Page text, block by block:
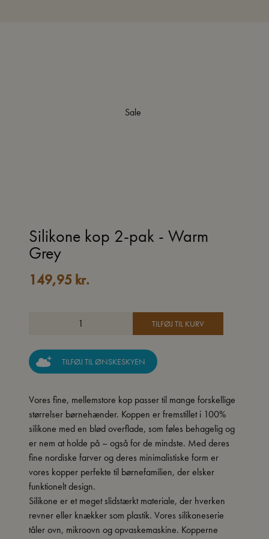
Sale
Silikone kop 2-pak - Warm
Grey
149,95 kr.
TILFØJ TIL KURV
TILFØJ TIL ØNSKESKYEN
Vores fine, mellemstore kop passer til mange forskellige
størrelser børnehænder. Koppen er fremstillet i 100%
silikone med en blød overflade, som føles behagelig og
er nem at holde på – også for de mindste. Med deres
fine nordiske farver og deres minimalistiske form er
vores kopper perfekte til børnefamilien, der elsker
funktionelt design.
Silikone er et meget slidstærkt materiale, der hverken
revner eller knækker som plastik. Vores silikoneserie
tåler ovn, mikroovn og opvaskemaskine. Kopperne